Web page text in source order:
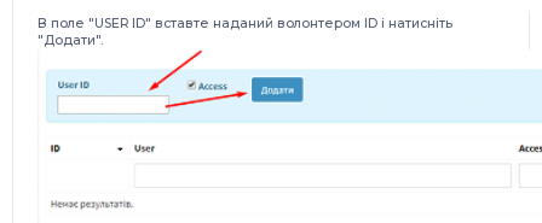
В поле "USER ID" вставте наданий волонтером ID і натисніть
"Додати".